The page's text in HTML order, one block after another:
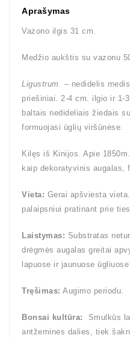
Aprašymas
Vazono ilgis 31 cm.
Medžio aukštis su vazonu
Ligustrum
– nedidelis
priešiniai. 2-4 cm. ilgio ir 1-
baltais nedideliais žiedais
formuojasi ūglių viršūnėse.
Kilęs iš Kinijos. Apie
kaip dekoratyvinis augalas,
Vieta: Gerai apšviesta
palaipsniui pratinant prie
Laistymas: Substratas
drėgmės augalas greitai
lapuose ir jaunuose
Tręšimas: Augimo periodu.
Bonsai kultūra: Smulkūs
antžeminės dalies, tiek